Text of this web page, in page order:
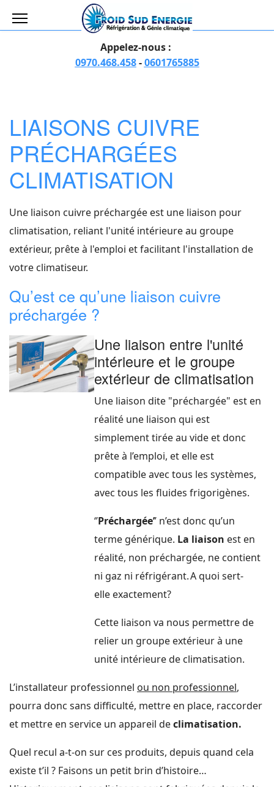
Appelez-nous :
0970.468.458-0601765885
LIAISONS CUIVRE
PRÉCHARGÉES
CLIMATISATION
Une liaison cuivre préchargée est une liaison pour
climatisation, reliant l'unité intérieure au groupe
extérieur, prête à l'emploi et facilitant l'installation de
votre climatiseur.
Qu’est ce qu’une liaison cuivre
préchargée ?
Une liaison entre l'unité
intérieure et le groupe
extérieur de climatisation
Une liaison dite "préchargée" est en
réalité une liaison qui est
simplement tirée au vide et donc
prête à l’emploi, et elle est
compatible avec tous les systèmes,
avec tous les fluides frigorigènes.
‘’Préchargée’’ n’est donc qu’un
terme générique. La liaison est en
réalité, non préchargée, ne contient
ni gaz ni réfrigérant.A quoi sert-
elle exactement?
Cette liaison va nous permettre de
relier un groupe extérieur à une
unité intérieure de climatisation.
L’installateur professionnel ou non professionnel,
pourra donc sans difficulté, mettre en place, raccorder
et mettre en service un appareil declimatisation.
Quel recul a-t-on sur ces produits, depuis quand cela
existe t’il ? Faisons un petit brin d’histoire…